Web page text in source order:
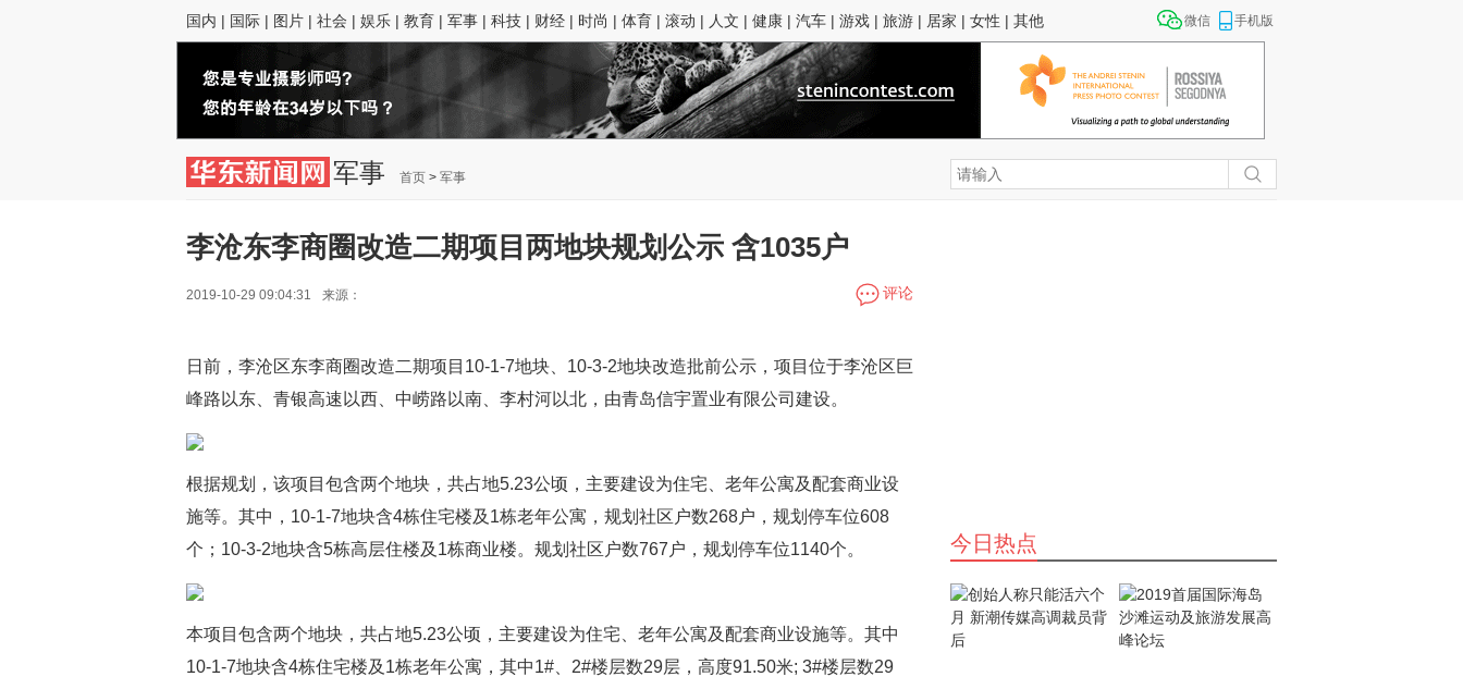
国内 | 国际 | 图片 | 社会 | 娱乐 | 教育 | 军事 | 科技 | 财经 | 时尚 | 体育 | 滚动 | 人文 | 健康 | 汽车 | 游戏 | 旅游 | 居家 | 女性 | 其他 微信 手机版
军事 首页 > 军事
李沧东李商圈改造二期项目两地块规划公示 含1035户
2019-10-29 09:04:31 来源： 评论
日前，李沧区东李商圈改造二期项目10-1-7地块、10-3-2地块改造批前公示，项目位于李沧区巨
峰路以东、青银高速以西、中崂路以南、李村河以北，由青岛信宇置业有限公司建设。
根据规划，该项目包含两个地块，共占地5.23公顷，主要建设为住宅、老年公寓及配套商业设
施等。其中，10-1-7地块含4栋住宅楼及1栋老年公寓，规划社区户数268户，规划停车位608
个；10-3-2地块含5栋高层住楼及1栋商业楼。规划社区户数767户，规划停车位1140个。
本项目包含两个地块，共占地5.23公顷，主要建设为住宅、老年公寓及配套商业设施等。其中
10-1-7地块含4栋住宅楼及1栋老年公寓，其中1#、2#楼层数29层，高度91.50米; 3#楼层数29
今日热点